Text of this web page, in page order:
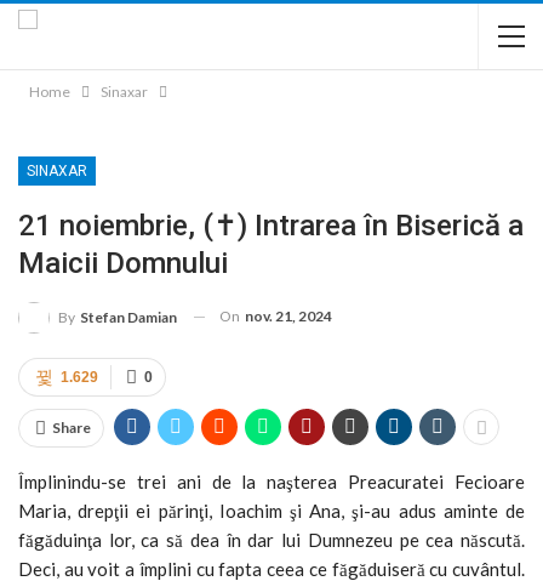
Home Sinaxar
SINAXAR
21 noiembrie, (✝) Intrarea în Biserică a
Maicii Domnului
By Stefan Damian On nov. 21, 2024
0
1.629
Share
Împlinindu-se trei ani de la naşterea Preacuratei Fecioare
Maria, drepţii ei părinţi, Ioachim şi Ana, şi-au adus aminte de
făgăduinţa lor, ca să dea în dar lui Dumnezeu pe cea născută.
Deci, au voit a împlini cu fapta ceea ce făgăduiseră cu cuvântul.